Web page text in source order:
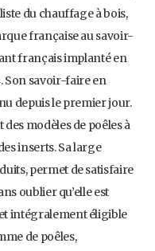
du chauffage à bois,
française au savoir-
français implanté en
Son savoir-faire en
depuis le premier jour.
modèles de poêles à
inserts. Sa large
permet de satisfaire
oublier qu’elle est
intégralement éligible
de poêles,